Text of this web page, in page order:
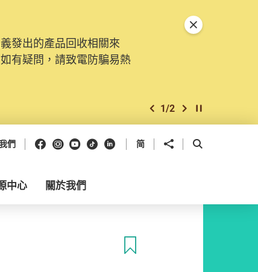
發出的產品回收相關來
有疑問，請致電防騙易熱
上一個
1/2 下一個開始/暫停幻燈
關閉特別通告
們 Facebook
Instagram
Youtube
抖音領英 简 分享到 開啟搜尋框
中心 關於我們